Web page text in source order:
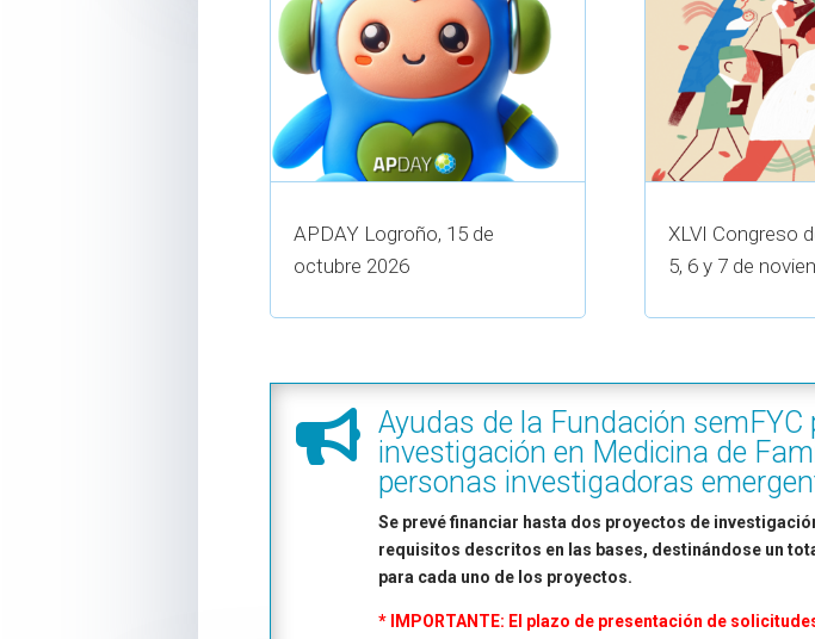
APDAY Logroño, 15 de
octubre 2026
XLVI Congreso
5, 6 y 7 de
 Ayudas de la Fundación
investigación en Medicina de
personas investigadoras
Se prevé financiar hasta dos proyectos de
requisitos descritos en las bases, destinándose un
para cada uno de los proyectos.
*
IMPORTANTE: El plazo de presentación de